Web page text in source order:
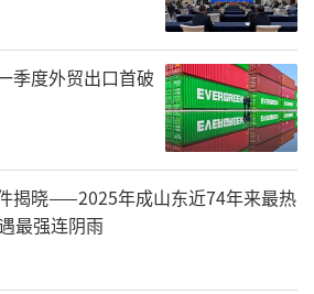
市教育领域改革突破的
作措施。本次，重点解读发
生课间活动时间调整、中小
2方面的改革内容。
教育学校“课间15分钟”
一的教育理念，提升学生课
季度外贸出口首破
揭晓——2025年成山东近74年来最热
最强连阴雨